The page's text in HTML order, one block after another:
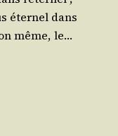
éter­nel dans
même, le…